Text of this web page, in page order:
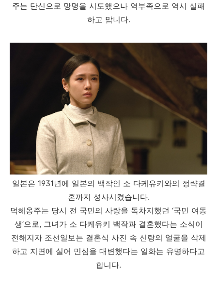
주는 단신으로 망명을 시도했으나 역부족으로 역시 실패
하고 맙니다.
일본은 1931년에 일본의 백작인 소 다케유키와의 정략결
혼까지 성사시켰습니다.
덕혜옹주는 당시 전 국민의 사랑을 독차지했던 ‘국민 여동
생’으로, 그녀가 소 다케유키 백작과 결혼했다는 소식이
전해지자 조선일보는 결혼식 사진 속 신랑의 얼굴을 삭제
하고 지면에 실어 민심을 대변했다는 일화는 유명하다고
합니다.